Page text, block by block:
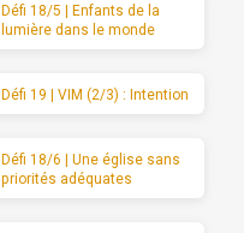
Défi 18/5 | Enfants de la
lumière dans le monde
Défi 19 | VIM (2/3) : Intention
Défi 18/6 | Une église sans
priorités adéquates